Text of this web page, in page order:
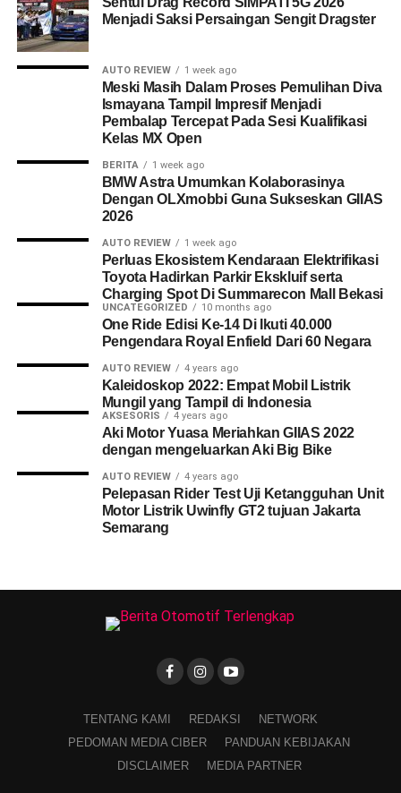
Menjadi Saksi Persaingan Sengit Dragster
AUTO REVIEW 1 week ago
Meski Masih Dalam Proses Pemulihan Diva
Ismayana Tampil Impresif Menjadi
Pembalap Tercepat Pada Sesi Kualifikasi
Kelas MX Open
BERITA 1 week ago
BMW Astra Umumkan Kolaborasinya
Dengan OLXmobbi Guna Sukseskan GIIAS
2026
AUTO REVIEW 1 week ago
Perluas Ekosistem Kendaraan Elektrifikasi
Toyota Hadirkan Parkir Ekskluif serta
Charging Spot Di Summarecon Mall Bekasi
UNCATEGORIZED 10 months ago
One Ride Edisi Ke-14 Di Ikuti 40.000
Pengendara Royal Enfield Dari 60 Negara
AUTO REVIEW 4 years ago
Kaleidoskop 2022: Empat Mobil Listrik
Mungil yang Tampil di Indonesia
AKSESORIS 4 years ago
Aki Motor Yuasa Meriahkan GIIAS 2022
dengan mengeluarkan Aki Big Bike
AUTO REVIEW 4 years ago
Pelepasan Rider Test Uji Ketangguhan Unit
Motor Listrik Uwinfly GT2 tujuan Jakarta
Semarang
TENTANG KAMI REDAKSI
NETWORK
PEDOMAN MEDIA CIBER
PANDUAN KEBIJAKAN
DISCLAIMER
MEDIA PARTNER